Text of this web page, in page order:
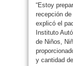
“Estoy
recepción
explicó el
Instituto
de Niños,
y cantidad